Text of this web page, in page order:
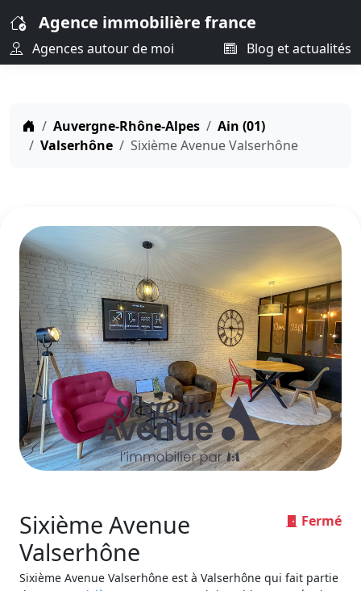
Agence immobilière france
Agences autour de moi Blog et actualités
Auvergne-Rhône-Alpes
Ain (01)
Valserhône
Sixième Avenue Valserhône
Fermé
Sixième Avenue
Valserhône
Sixième Avenue Valserhône est à Valserhône qui fait partie